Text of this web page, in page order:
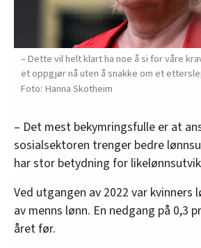
– Dette vil helt klart ha noe å si for våre
et oppgjør nå uten å snakke om et
Hanna Skotheim
– Det mest bekymringsfulle er at
sosialsektoren trenger bedre
har stor betydning for
Ved utgangen av 2022 var kvinners
av menns lønn. En nedgang på 0,3
året før.